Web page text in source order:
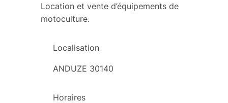
Location et vente d’équipements de
motoculture.
Localisation
ANDUZE 30140
Horaires